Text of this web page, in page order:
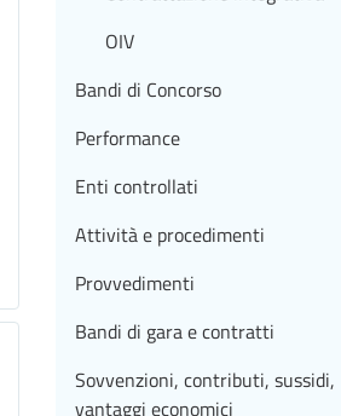
OIV
Bandi di Concorso
Performance
Enti controllati
Attività e procedimenti
Provvedimenti
Bandi di gara e contratti
Sovvenzioni, contributi, sussidi,
vantaggi economici